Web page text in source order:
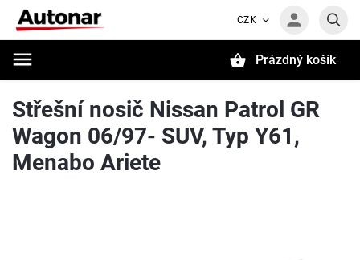
CZK
Prázdný košík
Střešní nosič Nissan Patrol GR
Wagon 06/97- SUV, Typ Y61,
Menabo Ariete